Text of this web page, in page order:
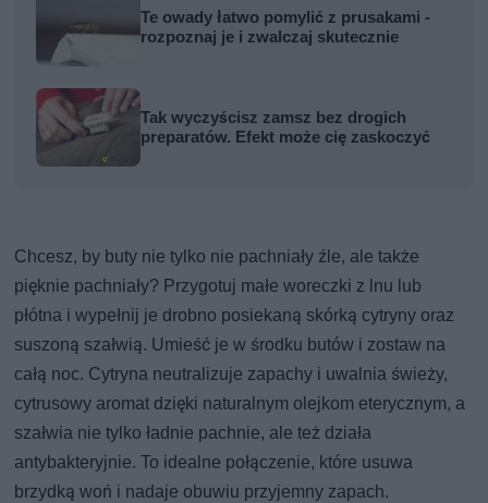
Te owady łatwo pomylić z prusakami -
rozpoznaj je i zwalczaj skutecznie
Tak wyczyścisz zamsz bez drogich
preparatów. Efekt może cię zaskoczyć
Chcesz, by buty nie tylko nie pachniały źle, ale także
pięknie pachniały? Przygotuj małe woreczki z lnu lub
płótna i wypełnij je drobno posiekaną skórką cytryny oraz
suszoną szałwią. Umieść je w środku butów i zostaw na
całą noc. Cytryna neutralizuje zapachy i uwalnia świeży,
cytrusowy aromat dzięki naturalnym olejkom eterycznym, a
szałwia nie tylko ładnie pachnie, ale też działa
antybakteryjnie. To idealne połączenie, które usuwa
brzydką woń i nadaje obuwiu przyjemny zapach.